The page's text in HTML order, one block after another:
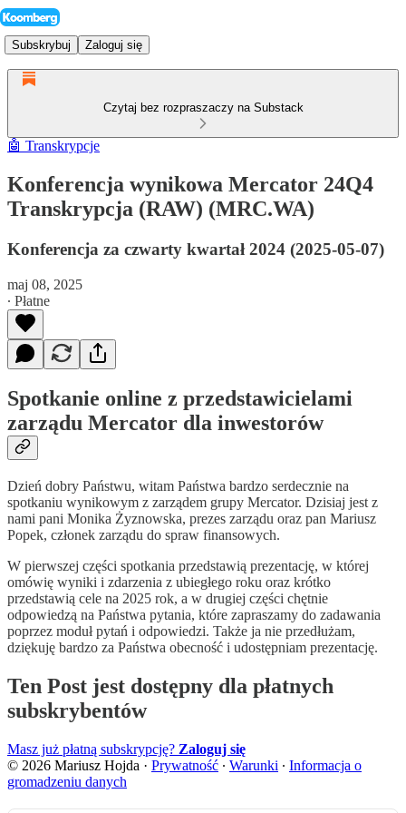
Subskrybuj Zaloguj się
Czytaj bez rozpraszaczy na Substack
🤖 Transkrypcje
Konferencja wynikowa Mercator 24Q4
Transkrypcja (RAW) (MRC.WA)
Konferencja za czwarty kwartał 2024 (2025-05-07)
maj 08, 2025
∙ Płatne
Spotkanie online z przedstawicielami
zarządu Mercator dla inwestorów
Dzień dobry Państwu, witam Państwa bardzo serdecznie na
spotkaniu wynikowym z zarządem grupy Mercator. Dzisiaj jest z
nami pani Monika Żyznowska, prezes zarządu oraz pan Mariusz
Popek, członek zarządu do spraw finansowych.
W pierwszej części spotkania przedstawią prezentację, w której
omówię wyniki i zdarzenia z ubiegłego roku oraz krótko
przedstawią cele na 2025 rok, a w drugiej części chętnie
odpowiedzą na Państwa pytania, które zapraszamy do zadawania
poprzez moduł pytań i odpowiedzi. Także ja nie przedłużam,
dziękuję bardzo za Państwa obecność i udostępniam prezentację.
Ten Post jest dostępny dla płatnych
subskrybentów
Masz już płatną subskrypcję? Zaloguj się
© 2026 Mariusz Hojda · Prywatność ∙ Warunki ∙ Informacja o
gromadzeniu danych